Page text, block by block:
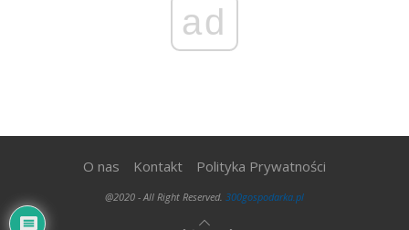
ad
O nas Kontakt Polityka Prywatności
@2020 - All Right Reserved. 300gospodarka.pl